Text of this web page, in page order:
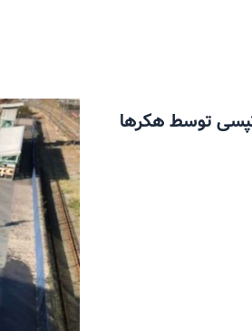
میلیون راننده تپسی توسط هکرها